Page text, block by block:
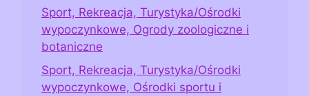
Sport, Rekreacja, Turystyka/Ośrodki
wypoczynkowe, Ogrody zoologiczne i
botaniczne
Sport, Rekreacja, Turystyka/Ośrodki
wypoczynkowe, Ośrodki sportu i